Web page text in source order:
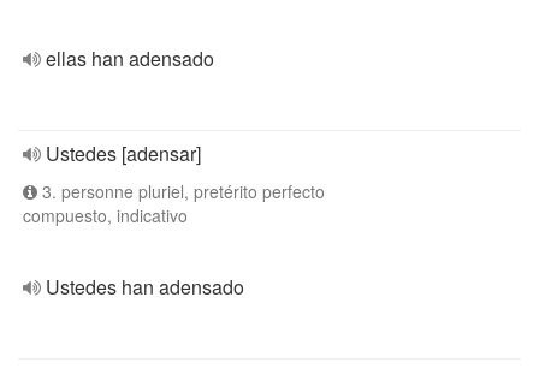
ellas han adensado
Ustedes [adensar]
3. personne pluriel, pretérito perfecto
compuesto, indicativo
Ustedes han adensado